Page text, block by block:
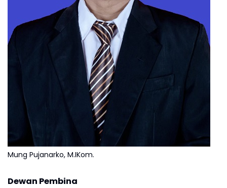
Mung Pujanarko, M.IKom.
Dewan Pembina